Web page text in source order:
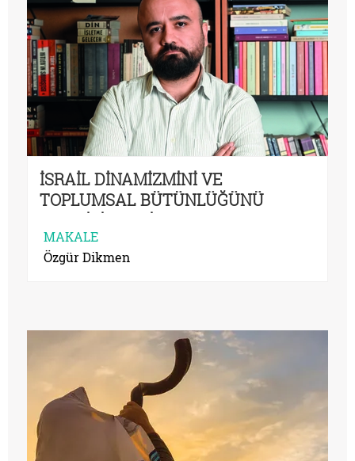
İSRAİL DİNAMİZMİNİ VE
TOPLUMSAL BÜTÜNLÜĞÜNÜ
GEÇMİŞİNDEKİ SAVAŞLARA
BORÇLU
MAKALE
Özgür Dikmen